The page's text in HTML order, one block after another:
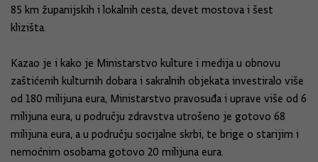
85 km županijskih i lokalnih cesta, devet mostova i šest
klizišta.
Kazao je i kako je Ministarstvo kulture i medija u obnovu
zaštićenih kulturnih dobara i sakralnih objekata investiralo više
od 180 milijuna eura, Ministarstvo pravosuđa i uprave više od 6
milijuna eura, u području zdravstva utrošeno je gotovo 68
milijuna eura, a u području socijalne skrbi, te brige o starijim i
nemoćnim osobama gotovo 20 milijuna eura.